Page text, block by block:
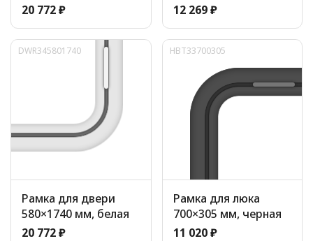
20 772 ₽
12 269 ₽
DWR345801740
Рамка для двери
580×1740 мм, белая
20 772 ₽
HBT33700305
Рамка для люка
700×305 мм, черная
11 020 ₽